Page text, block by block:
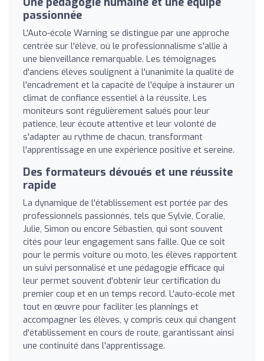
passionnée
L'Auto-école Warning se distingue par une approche
centrée sur l'élève, où le professionnalisme s'allie à
une bienveillance remarquable. Les témoignages
d'anciens élèves soulignent à l'unanimité la qualité de
l'encadrement et la capacité de l'équipe à instaurer un
climat de confiance essentiel à la réussite. Les
moniteurs sont régulièrement salués pour leur
patience, leur écoute attentive et leur volonté de
s'adapter au rythme de chacun, transformant
l'apprentissage en une expérience positive et sereine.
Des formateurs dévoués et une réussite
rapide
La dynamique de l'établissement est portée par des
professionnels passionnés, tels que Sylvie, Coralie,
Julie, Simon ou encore Sébastien, qui sont souvent
cités pour leur engagement sans faille. Que ce soit
pour le permis voiture ou moto, les élèves rapportent
un suivi personnalisé et une pédagogie efficace qui
leur permet souvent d'obtenir leur certification du
premier coup et en un temps record. L'auto-école met
tout en œuvre pour faciliter les plannings et
accompagner les élèves, y compris ceux qui changent
d'établissement en cours de route, garantissant ainsi
une continuité dans l'apprentissage.